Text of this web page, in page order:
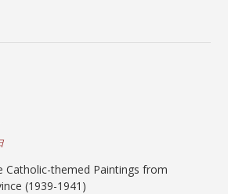
Catholic-themed Paintings from
(1939-1941)